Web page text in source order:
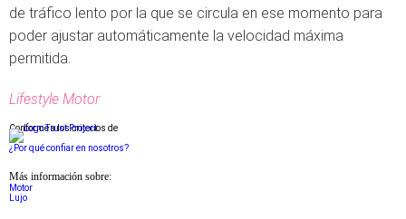
de tráfico lento por la que se circula en ese momento para
poder ajustar automáticamente la velocidad máxima
permitida.
Lifestyle Motor
Conforme a los criterios de
¿Por qué confiar en nosotros?
Más información sobre:
Motor
Lujo